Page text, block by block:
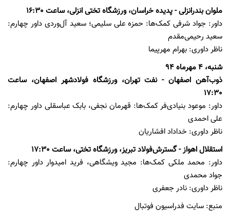
ملوان بندرانزلی‌ - پدیده خراسان، ورزشگاه تختی انزلی، ساعت 16:30
داور: جواد شرفی کمک‌ها: حمزه علی سلیمی؛ سعید آل‌وردی داور چهارم:
سعید رحیمی‌مقدم
ناظر داوری: بهرام مهرپیما
شنبه، 4 مهرماه 94
ذوب‌آهن‌ اصفهان - نفت تهران، ورزشگاه فولادشهر اصفهان، ساعت
17:30
داور: موعود بنیادی‌فر کمک‌ها: قهرمان نجفی، بابک عباسقلی داور چهارم:
علی احمدی
ناظر داوری: خداداد افشاریان
استقلال اهواز - گسترش‌فولاد تبریز، ورزشگاه تختی، ساعت 17:30
داور: محمد ملکی کمک‌ها: مجید ویشگاهی، فرید امیدوار داور چهارم:
جواد محمدی
ناظر داوری: نادر جعفری
منبع: سایت فدراسیون فوتبال